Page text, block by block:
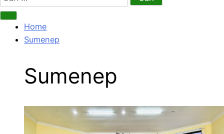
untuk:
Home
Sumenep
Sumenep